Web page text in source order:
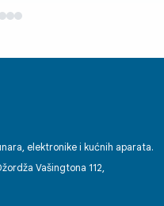
elektronike i kućnih aparata.
Vašingtona 112,